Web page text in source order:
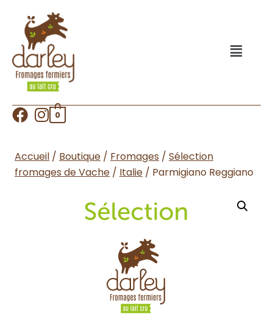
0
Accueil / Boutique / Fromages / Sélection
fromages de Vache / Italie / Parmigiano Reggiano